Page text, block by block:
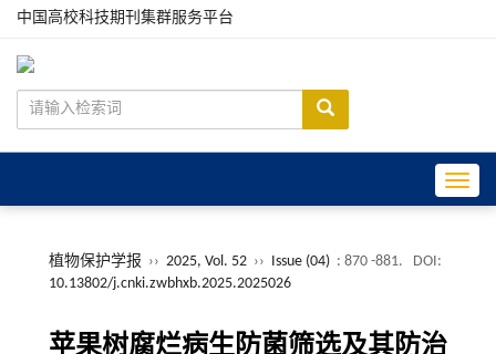
中国高校科技期刊集群服务平台
植物保护学报 ›› 2025, Vol. 52 ›› Issue (04) : 870 -881.
DOI:
10.13802/j.cnki.zwbhxb.2025.2025026
苹果树腐烂病生防菌筛选及其防治